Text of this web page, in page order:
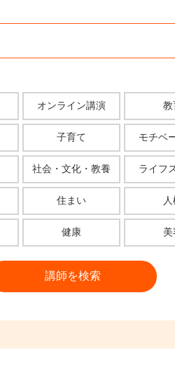
オンライン講演 教
子育て モチベ
社会・文化・教養 ライフ
住まい
健康 美